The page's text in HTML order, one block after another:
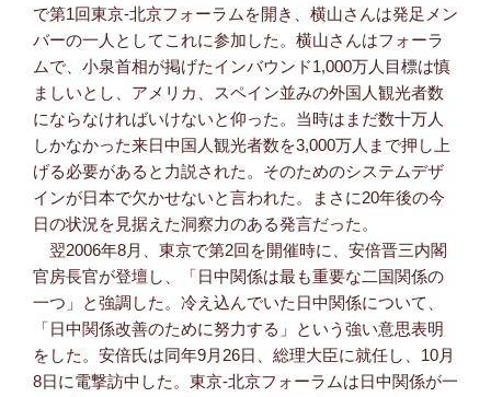
で第1回東京-北京フォーラムを開き、横山さんは発足メン
バーの一人としてこれに参加した。横山さんはフォーラ
ムで、小泉首相が掲げたインバウンド1,000万人目標は慎
ましいとし、アメリカ、スペイン並みの外国人観光者数
にならなければいけないと仰った。当時はまだ数十万人
しかなかった来日中国人観光者数を3,000万人まで押し上
げる必要があると力説された。そのためのシステムデザ
インが日本で欠かせないと言われた。まさに20年後の今
日の状況を見据えた洞察力のある発言だった。
翌2006年8月、東京で第2回を開催時に、安倍晋三内閣
官房長官が登壇し、「日中関係は最も重要な二国関係の
一つ」と強調した。冷え込んでいた日中関係について、
「日中関係改善のために努力する」という強い意思表明
をした。安倍氏は同年9月26日、総理大臣に就任し、10月
8日に電撃訪中した。東京-北京フォーラムは日中関係が一